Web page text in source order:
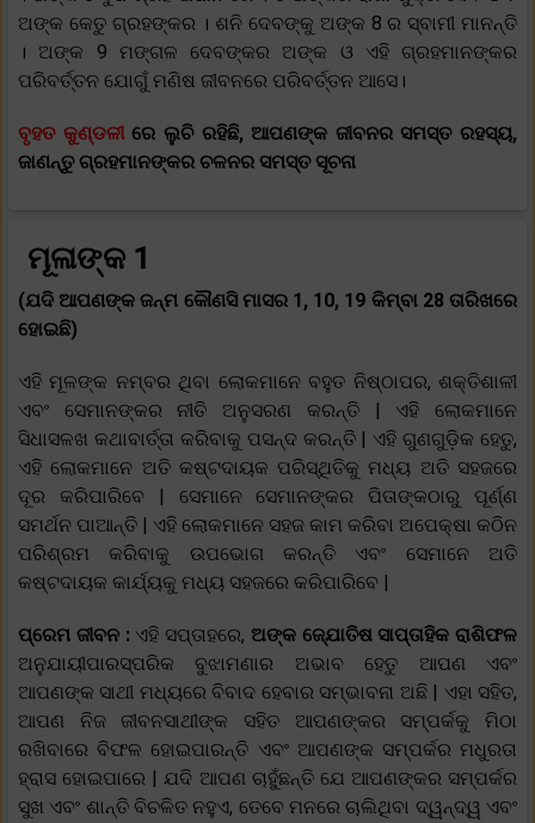
ଅଙ୍କ କେତୁ ଗ୍ରହଙ୍କର । ଶନି ଦେବଙ୍କୁ ଅଙ୍କ 8 ର ସ୍ବାମୀ ମାନନ୍ତି
। ଅଙ୍କ 9 ମଙ୍ଗଳ ଦେବଙ୍କର ଅଙ୍କ ଓ ଏହି ଗ୍ରହମାନଙ୍କର
ପରିବର୍ତ୍ତନ ଯୋଗୁଁ ମଣିଷ ଜୀବନରେ ପରିବର୍ତ୍ତନ ଆସେ।
ବୃହତ କୁଣ୍ଡଳୀରେ ଲୁଚି ରହିଛି, ଆପଣଙ୍କ ଜୀବନର ସମସ୍ତ ରହସ୍ୟ,
ଜାଣନ୍ତୁ ଗ୍ରହମାନଙ୍କର ଚଳନର ସମସ୍ତ ସୂଚନା
ମୂଳାଙ୍କ 1
(ଯଦି ଆପଣଙ୍କ ଜନ୍ମ କୌଣସି ମାସର 1, 10, 19 କିମ୍ବା 28 ତାରିଖରେ
ହୋଇଛି)
ଏହି ମୂଳଙ୍କ ନମ୍ବର ଥିବା ଲୋକମାନେ ବହୁତ ନିଷ୍ଠାପର, ଶକ୍ତିଶାଳୀ
ଏବଂ ସେମାନଙ୍କର ନୀତି ଅନୁସରଣ କରନ୍ତି | ଏହି ଲୋକମାନେ
ସିଧାସଳଖ କଥାବାର୍ତ୍ତା କରିବାକୁ ପସନ୍ଦ କରନ୍ତି | ଏହି ଗୁଣଗୁଡ଼ିକ ହେତୁ,
ଏହି ଲୋକମାନେ ଅତି କଷ୍ଟଦାୟକ ପରିସ୍ଥିତିକୁ ମଧ୍ୟ ଅତି ସହଜରେ
ଦୂର କରିପାରିବେ | ସେମାନେ ସେମାନଙ୍କର ପିତାଙ୍କଠାରୁ ପୂର୍ଣ୍ଣ
ସମର୍ଥନ ପାଆନ୍ତି | ଏହି ଲୋକମାନେ ସହଜ କାମ କରିବା ଅପେକ୍ଷା କଠିନ
ପରିଶ୍ରମ କରିବାକୁ ଉପଭୋଗ କରନ୍ତି ଏବଂ ସେମାନେ ଅତି
କଷ୍ଟଦାୟକ କାର୍ଯ୍ୟକୁ ମଧ୍ୟ ସହଜରେ କରିପାରିବେ |
ପ୍ରେମ ଜୀବନ : ଏହି ସପ୍ତାହରେ, ଅଙ୍କ ଜ୍ଯୋତିଷ ସାପ୍ତାହିକ ରାଶିଫଳ
ଅନୁଯାୟୀପାରସ୍ପରିକ ବୁଝାମଣାର ଅଭାବ ହେତୁ ଆପଣ ଏବଂ
ଆପଣଙ୍କ ସାଥୀ ମଧ୍ୟରେ ବିବାଦ ହେବାର ସମ୍ଭାବନା ଅଛି | ଏହା ସହିତ,
ଆପଣ ନିଜ ଜୀବନସାଥୀଙ୍କ ସହିତ ଆପଣଙ୍କର ସମ୍ପର୍କକୁ ମିଠା
ରଖିବାରେ ବିଫଳ ହୋଇପାରନ୍ତି ଏବଂ ଆପଣଙ୍କ ସମ୍ପର୍କର ମଧୁରତା
ହ୍ରାସ ହୋଇପାରେ | ଯଦି ଆପଣ ଚାହୁଁଛନ୍ତି ଯେ ଆପଣଙ୍କର ସମ୍ପର୍କର
ସୁଖ ଏବଂ ଶାନ୍ତି ବିଚଳିତ ନହୁଏ, ତେବେ ମନରେ ଚାଲିଥିବା ଦ୍ୱନ୍ଦ୍ୱ ଏବଂ